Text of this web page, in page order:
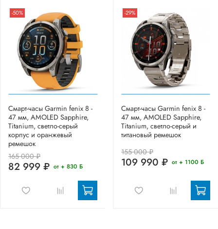
-50%
Смарт-часы Garmin fenix 8 -
47 мм, AMOLED Sapphire,
Titanium, светло-серый
корпус и оранжевый
ремешок
165 000 ₽
82 999 ₽ от + 830 Б
-29%
Смарт-часы Garmin fenix 8 -
47 мм, AMOLED Sapphire,
Titanium, светло-серый и
титановый ремешок
155 000 ₽
109 990 ₽ от + 1100 Б